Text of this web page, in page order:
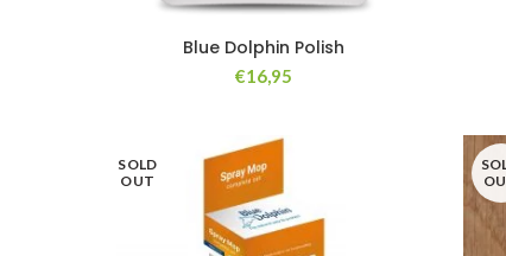
Blue Dolphin Polish
€16,95
SOLD
OUT